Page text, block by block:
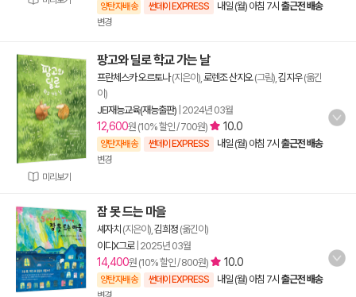
양탄자배송 썬데이 EXPRESS 내일 (월) 아침 7시 출근전 배송
변경
미리보기
팡고와 딜로 학교 가는 날
프란체스카 오르토나(지은이), 로렌조 산지오(그림), 김지우(옮긴
이)
JEI재능교육(재능출판) 2024년 03월
12,600원 (10% 할인 / 700원) 10.0
양탄자배송 썬데이 EXPRESS 내일 (월) 아침 7시 출근전 배송
변경
잠 못 드는 마을
셰자치 (지은이), 김희정 (옮긴이)
이디X그로| 2025년 03월
14,400원 (10% 할인 / 800원) 10.0
양탄자배송 썬데이 EXPRESS 내일 (월) 아침 7시 출근전 배송